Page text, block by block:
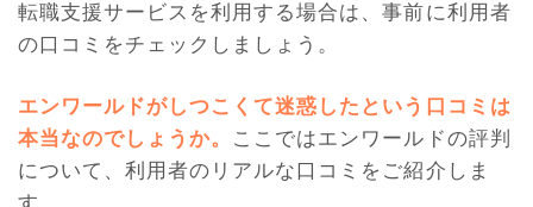
転職支援サービスを利用する場合は、事前に利用者
の口コミをチェックしましょう。
エンワールドがしつこくて迷惑したという口コミは
本当なのでしょうか。 ここではエンワールドの評判
について、利用者のリアルな口コミをご紹介しま